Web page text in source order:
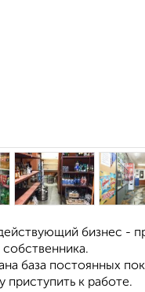
бизнес -
база постоянных
приступить к работе.